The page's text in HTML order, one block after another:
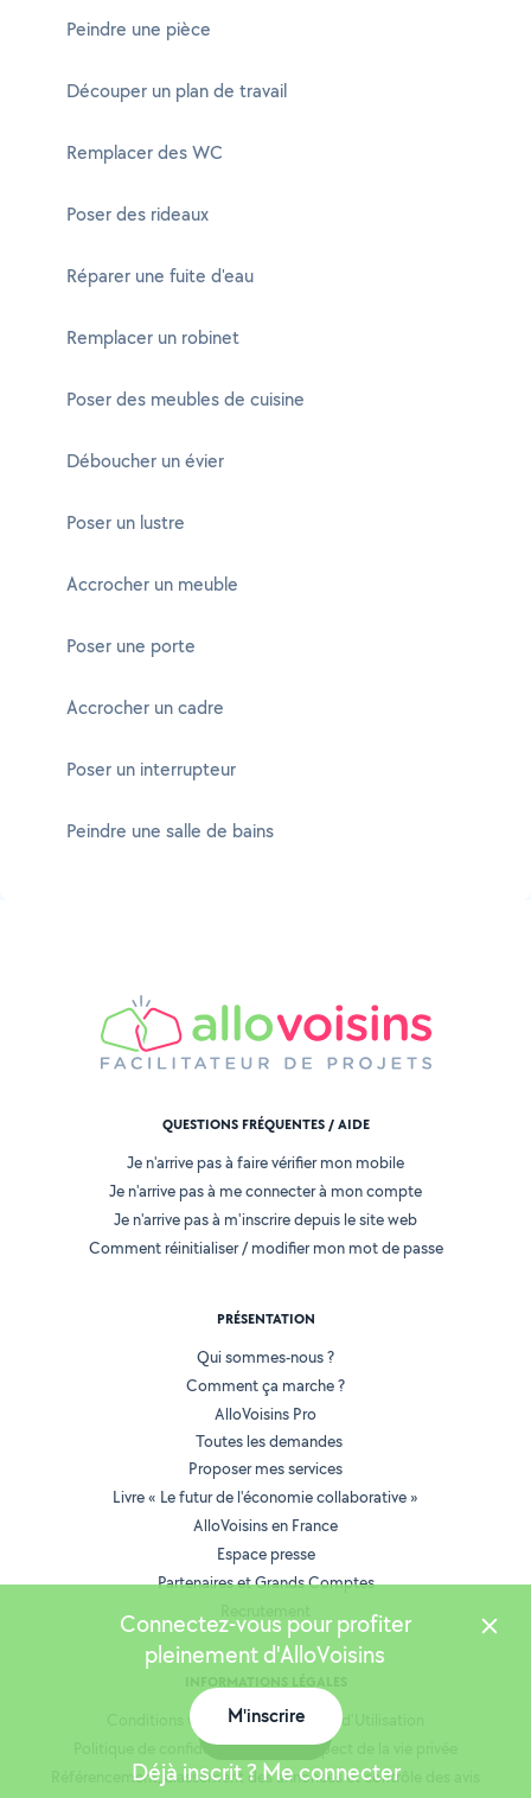
Peindre une pièce
Découper un plan de travail
Remplacer des WC
Poser des rideaux
Réparer une fuite d'eau
Remplacer un robinet
Poser des meubles de cuisine
Déboucher un évier
Poser un lustre
Accrocher un meuble
Poser une porte
Accrocher un cadre
Poser un interrupteur
Peindre une salle de bains
QUESTIONS FRÉQUENTES / AIDE
Je n'arrive pas à faire vérifier mon mobile
Je n'arrive pas à me connecter à mon compte
Je n'arrive pas à m'inscrire depuis le site web
Comment réinitialiser / modifier mon mot de passe
PRÉSENTATION
Qui sommes-nous ?
Comment ça marche ?
AlloVoisins Pro
Toutes les demandes
Proposer mes services
Livre « Le futur de l'économie collaborative »
AlloVoisins en France
Espace presse
Partenaires et Grands Comptes
Conditions Générales de Vente et d'Utilisation
Politique de confidentialité et de respect de la vie privée
Référencement, classement des annonces et contrôle des avis
Connectez-vous pour profiter
pleinement d'AlloVoisins
M'inscrire
Déjà inscrit ? Me connecter